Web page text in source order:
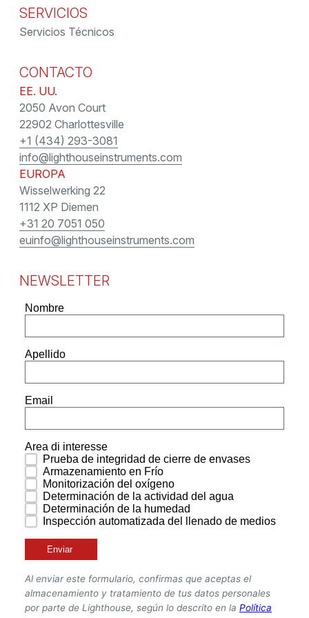
SERVICIOS
Servicios Técnicos
CONTACTO
EE. UU.
2050 Avon Court
22902 Charlottesville
+1 (434) 293-3081
info@lighthouseinstruments.com
EUROPA
Wisselwerking 22
1112 XP Diemen
+31 20 7051 050
euinfo@lighthouseinstruments.com
NEWSLETTER